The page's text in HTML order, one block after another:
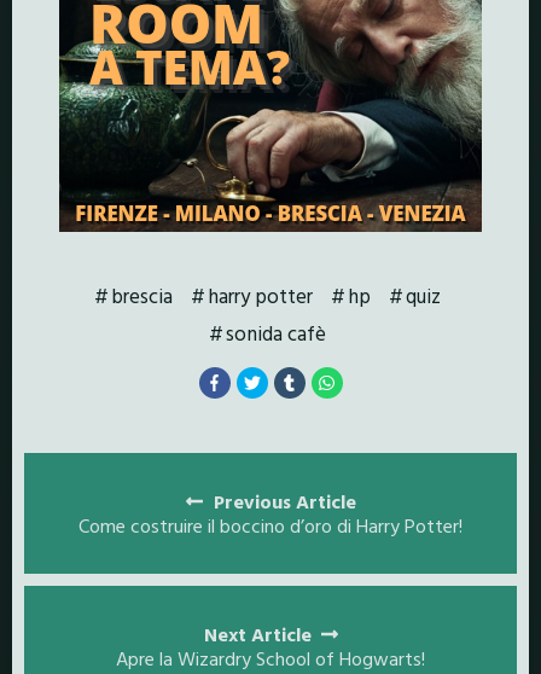
brescia harry potter hp
quiz
sonida cafè
navigation
Previous Article
Come costruire il boccino d’oro di Harry Potter!
Next Article
Apre la Wizardry School of Hogwarts!